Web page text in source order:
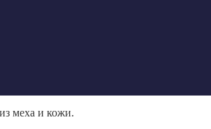
меха и кожи.